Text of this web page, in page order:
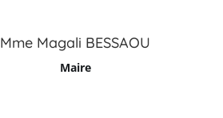
Mme Magali BESSAOU
Maire